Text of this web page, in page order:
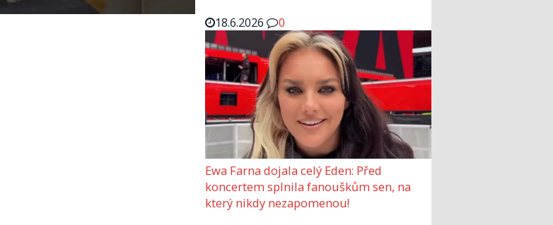
18.6.2026
0
Ewa Farna dojala celý Eden: Před
koncertem splnila fanouškům sen, na
který nikdy nezapomenou!